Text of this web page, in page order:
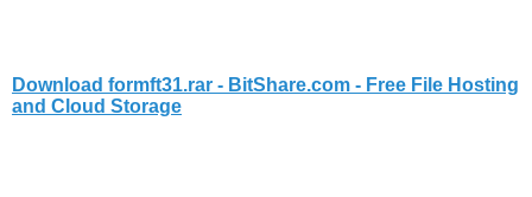
Download formft31.rar - BitShare.com - Free File Hosting
and Cloud Storage